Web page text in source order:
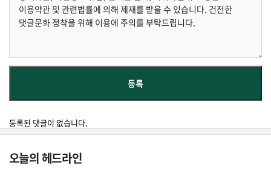
등록된 댓글이 없습니다.
오늘의 헤드라인